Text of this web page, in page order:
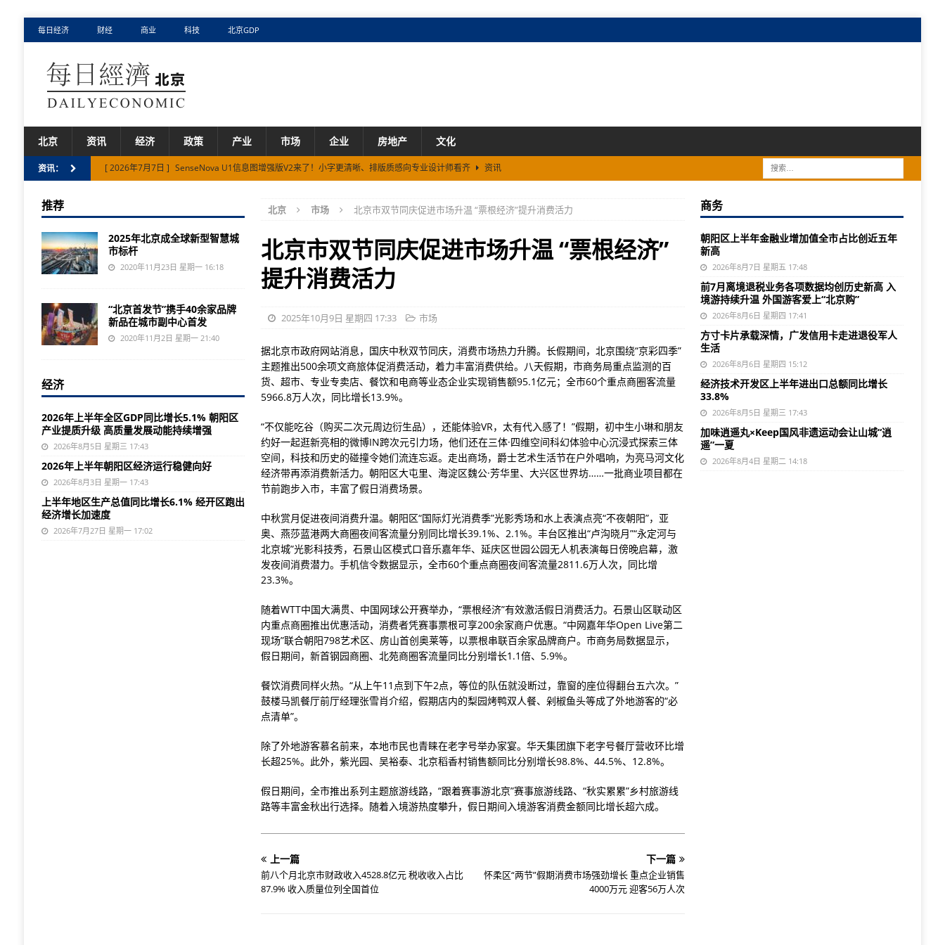
每日经济 财经 商业 科技 北京GDP
北京 资讯 经济 政策 产业 市场 企业 房地产 文化
资讯： [ 2026年7月7日 ] SenseNova U1信息图增强版V2来了！小字更清晰、排版质感向专业设计师看齐
资讯
[ 2026年7月17日 ] Fullive.ai亮相2026世界人工智能大会 展示AI健康硬件Somni与“模型×本体”创新技术路径 资讯
北京 市场 北京市双节同庆促进市场升温 “票根经济”提升消费活力
北京市双节同庆促进市场升温 “票根经济”
提升消费活力
2025年10月9日 星期四 17:33 市场
据北京市政府网站消息，国庆中秋双节同庆，消费市场热力升腾。长假期间，北京围绕“京彩四季”
主题推出500余项文商旅体促消费活动，着力丰富消费供给。八天假期，市商务局重点监测的百
货、超市、专业专卖店、餐饮和电商等业态企业实现销售额95.1亿元；全市60个重点商圈客流量
5966.8万人次，同比增长13.9%。
“不仅能吃谷（购买二次元周边衍生品），还能体验VR，太有代入感了！”假期，初中生小琳和朋友
约好一起逛新亮相的微博IN跨次元引力场，他们还在三体·四维空间科幻体验中心沉浸式探索三体
空间，科技和历史的碰撞令她们流连忘返。走出商场，爵士艺术生活节在户外唱响，为亮马河文化
经济带再添消费新活力。朝阳区大屯里、海淀区魏公·芳华里、大兴区世界坊……一批商业项目都在
节前跑步入市，丰富了假日消费场景。
中秋赏月促进夜间消费升温。朝阳区“国际灯光消费季”光影秀场和水上表演点亮“不夜朝阳”，亚
奥、燕莎蓝港两大商圈夜间客流量分别同比增长39.1%、2.1%。丰台区推出“卢沟晓月”“永定河与
北京城”光影科技秀，石景山区模式口音乐嘉年华、延庆区世园公园无人机表演每日傍晚启幕，激
发夜间消费潜力。手机信令数据显示，全市60个重点商圈夜间客流量2811.6万人次，同比增
23.3%。
随着WTT中国大满贯、中国网球公开赛举办，“票根经济”有效激活假日消费活力。石景山区联动区
内重点商圈推出优惠活动，消费者凭赛事票根可享200余家商户优惠。“中网嘉年华Open Live第二
现场”联合朝阳798艺术区、房山首创奥莱等，以票根串联百余家品牌商户。市商务局数据显示，
假日期间，新首钢园商圈、北苑商圈客流量同比分别增长1.1倍、5.9%。
餐饮消费同样火热。“从上午11点到下午2点，等位的队伍就没断过，靠窗的座位得翻台五六次。”
鼓楼马凯餐厅前厅经理张雪肖介绍，假期店内的梨园烤鸭双人餐、剁椒鱼头等成了外地游客的“必
点清单”。
除了外地游客慕名前来，本地市民也青睐在老字号举办家宴。华天集团旗下老字号餐厅营收环比增
长超25%。此外，紫光园、吴裕泰、北京稻香村销售额同比分别增长98.8%、44.5%、12.8%。
假日期间，全市推出系列主题旅游线路，“跟着赛事游北京”赛事旅游线路、“秋实累累”乡村旅游线
路等丰富金秋出行选择。随着入境游热度攀升，假日期间入境游客消费金额同比增长超六成。
上一篇
前八个月北京市财政收入4528.8亿元 税收收入占比
87.9% 收入质量位列全国首位
下一篇
怀柔区“两节”假期消费市场强劲增长 重点企业销售
4000万元 迎客56万人次
推荐
2025年北京成全球新型智慧城
市标杆
2020年11月23日 星期一 16:18
“北京首发节”携手40余家品牌
新品在城市副中心首发
2020年11月2日 星期一 21:40
经济
2026年上半年全区GDP同比增长5.1% 朝阳区
产业提质升级 高质量发展动能持续增强
2026年8月5日 星期三 17:43
2026年上半年朝阳区经济运行稳健向好
2026年8月3日 星期一 17:43
上半年地区生产总值同比增长6.1% 经开区跑出
经济增长加速度
2026年7月27日 星期一 17:02
商务
朝阳区上半年金融业增加值全市占比创近五年
新高
2026年8月7日 星期五 17:48
前7月离境退税业务各项数据均创历史新高 入
境游持续升温 外国游客爱上“北京购”
2026年8月6日 星期四 17:41
方寸卡片承载深情，广发信用卡走进退役军人
生活
2026年8月6日 星期四 15:12
经济技术开发区上半年进出口总额同比增长
33.8%
2026年8月5日 星期三 17:43
加味逍遥丸×Keep国风非遗运动会让山城“逍
遥”一夏
2026年8月4日 星期二 14:18